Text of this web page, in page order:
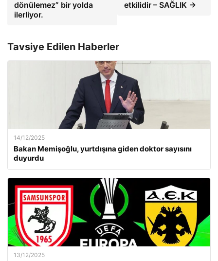
dönülemez” bir yolda
ilerliyor.
etkilidir – SAĞLIK →
Tavsiye Edilen Haberler
14/12/2025
Bakan Memişoğlu, yurtdışına giden doktor sayısını
duyurdu
13/12/2025